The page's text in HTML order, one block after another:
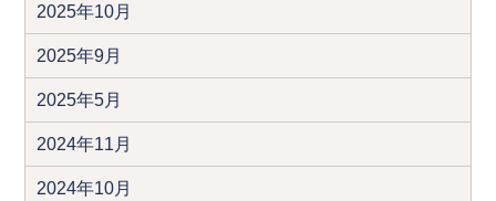
2025年10月
2025年9月
2025年5月
2024年11月
2024年10月